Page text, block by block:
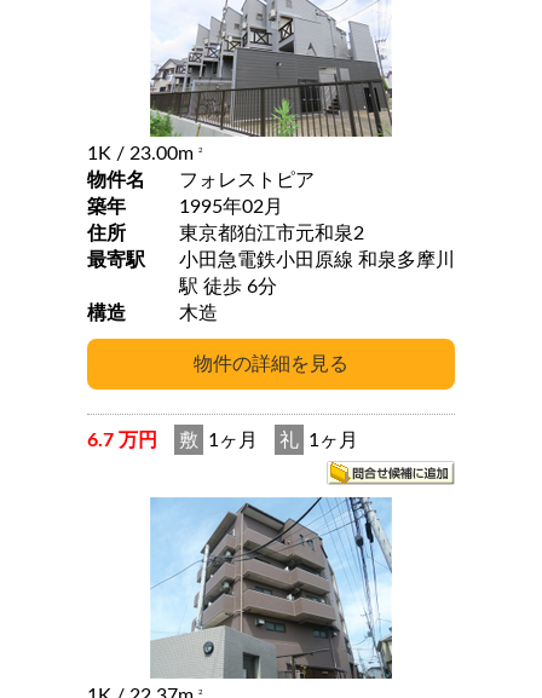
1K / 23.00m 2
物件名
フォレストピア
築年
1995年02月
住所
東京都狛江市元和泉2
最寄駅
小田急電鉄小田原線 和泉多摩川
駅 徒歩 6分
構造
木造
6.7 万円 敷 1ヶ月 礼 1ヶ月
2